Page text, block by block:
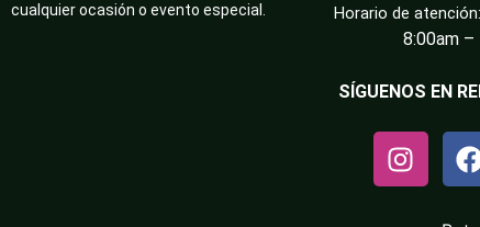
cualquier ocasión o evento especial.
Horario de atención:
8:00am –
SÍGUENOS EN